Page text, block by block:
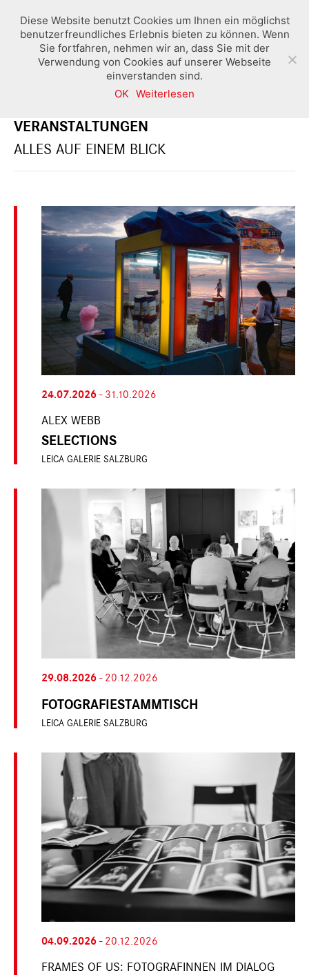
VERANSTALTUNGEN
ALLES AUF EINEM BLICK
24.07.2026 -31.10.2026
ALEX WEBB
SELECTIONS
LEICA GALERIE SALZBURG
29.08.2026 -20.12.2026
FOTOGRAFIESTAMMTISCH
LEICA GALERIE SALZBURG
04.09.2026 -20.12.2026
FRAMES OF US: FOTOGRAFINNEN IM DIALOG
Diese Website benutzt Cookies um Ihnen ein möglichst
benutzerfreundliches Erlebnis bieten zu können. Wenn
Sie fortfahren, nehmen wir an, dass Sie mit der
Verwendung von Cookies auf unserer Webseite
einverstanden sind.
OK Weiterlesen